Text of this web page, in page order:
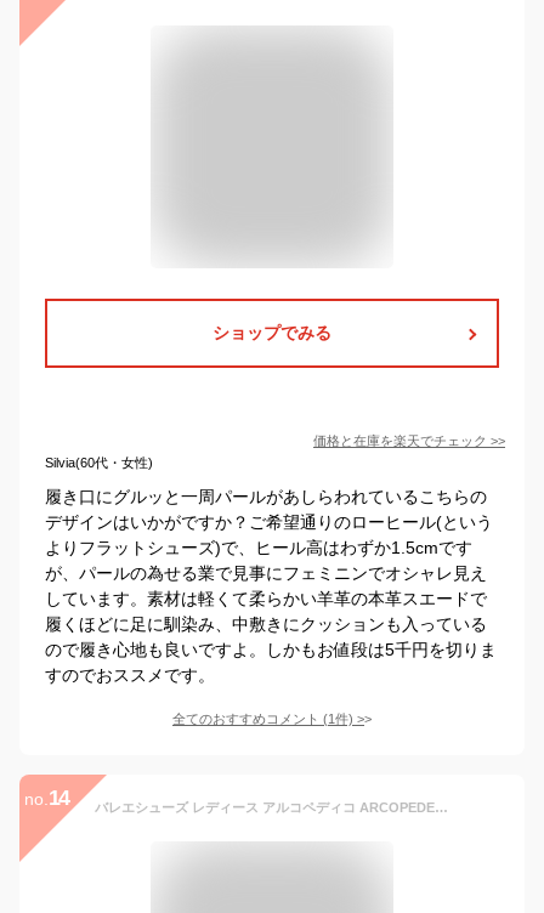
ショップでみる
価格と在庫を楽天でチェック >>
Silvia(60代・女性)
履き口にグルッと一周パールがあしらわれているこちらの
デザインはいかがですか？ご希望通りのローヒール(という
よりフラットシューズ)で、ヒール高はわずか1.5cmです
が、パールの為せる業で見事にフェミニンでオシャレ見え
しています。素材は軽くて柔らかい羊革の本革スエードで
履くほどに足に馴染み、中敷きにクッションも入っている
ので履き心地も良いですよ。しかもお値段は5千円を切りま
すのでおススメです。
全てのおすすめコメント (1件) >
no. 14 バレエシューズ レディース アルコペディコ ARCOPEDECO 靴 黒 白 おしゃれ 外反母趾 シニア 女性 ローヒール ぺたんこ 大人 可愛い 軽い 軽量 シューズ 歩きやすい 疲れない ワッフル バレリーナ WAFFLE BALLERINA 送料無料 健康 プレゼント ギフト